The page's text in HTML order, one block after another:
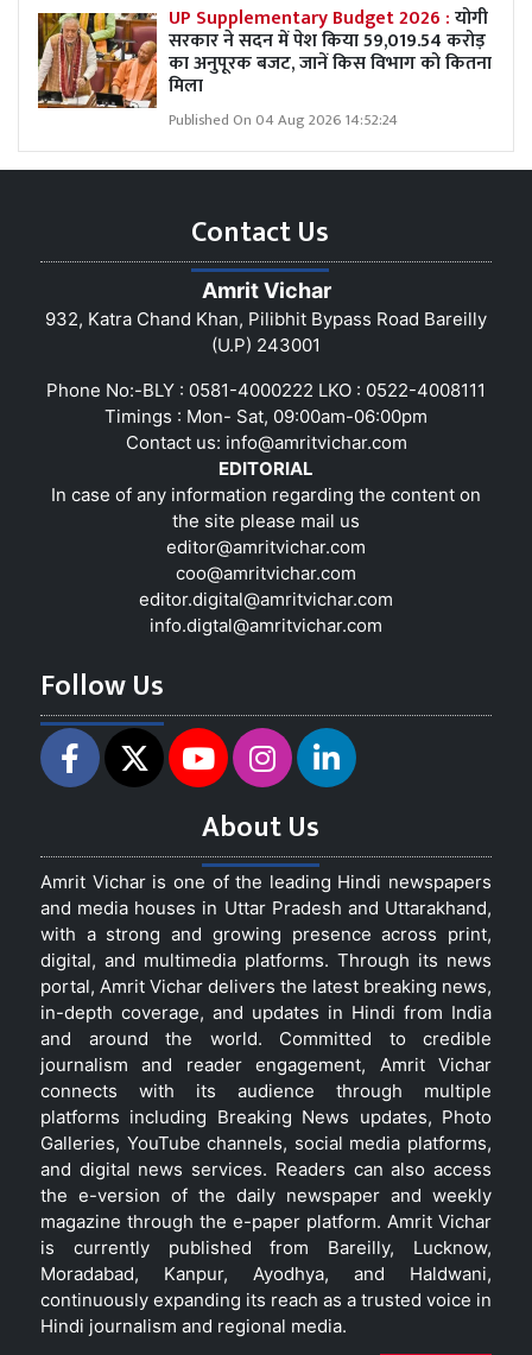
UP Supplementary Budget 2026 :योगी
सरकार ने सदन में पेश किया 59,019.54 करोड़
का अनुपूरक बजट, जानें किस विभाग को कितना
मिला
Published On 04 Aug 2026 14:52:24
Contact Us
Amrit Vichar
932, Katra Chand Khan, Pilibhit Bypass Road Bareilly
(U.P) 243001
Phone No:-BLY : 0581-4000222 LKO : 0522-4008111
Timings : Mon- Sat, 09:00am-06:00pm
Contact us: info@amritvichar.com
EDITORIAL
In case of any information regarding the content on
the site please mail us
editor@amritvichar.com
coo@amritvichar.com
editor.digital@amritvichar.com
info.digtal@amritvichar.com
Follow Us
About Us
Amrit Vichar is one of the leading Hindi newspapers
and media houses in Uttar Pradesh and Uttarakhand,
with a strong and growing presence across print,
digital, and multimedia platforms. Through its news
portal, Amrit Vichar delivers the latest breaking news,
in-depth coverage, and updates in Hindi from India
and around the world. Committed to credible
journalism and reader engagement, Amrit Vichar
connects with its audience through multiple
platforms including Breaking News updates, Photo
Galleries, YouTube channels, social media platforms,
and digital news services. Readers can also access
the e-version of the daily newspaper and weekly
magazine through the e-paper platform. Amrit Vichar
is currently published from Bareilly, Lucknow,
Moradabad, Kanpur, Ayodhya, and Haldwani,
continuously expanding its reach as a trusted voice in
Hindi journalism and regional media.